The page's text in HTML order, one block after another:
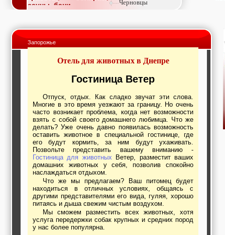
сауны, бани
продажа, съем
Окна, стекло,
витражи, входные
светопразрачные
Образование и наука,
тренинги, семинары,
повышение
квалификации
Промышленное
оборудование:
заводы, предприятия,
фабрики, легкая
промышленность,
металлургия
Развлечения и
активный отдых:
спортклубы, фитнес,
бильярд, боулинг,
кино, спорттовары,
экстим
Строительство и
ремонт: проектные
работы,
Черновцы
Запорожье
Отель для животных в Днепре
Гостиница Ветер
Отпуск, отдых. Как сладко звучат эти слова.
Многие в это время уезжают за границу. Но очень
часто возникает проблема, когда нет возможности
взять с собой своего домашнего любимца. Что же
делать? Уже очень давно появилась возможность
оставить животное в специальной гостинице, где
его будут кормить, за ним будут ухаживать.
Позвольте представить вашему вниманию -
Гостиница для животных Ветер, разместит ваших
домашних животных у себя, позволив спокойно
наслаждаться отдыхом.
Что же мы предлагаем? Ваш питомец будет
находиться в отличных условиях, общаясь с
другими представителями его вида, гуляя, хорошо
питаясь и дыша свежим чистым воздухом.
Мы сможем разместить всех животных, хотя
услуга передержки собак крупных и средних пород
у нас более популярна.